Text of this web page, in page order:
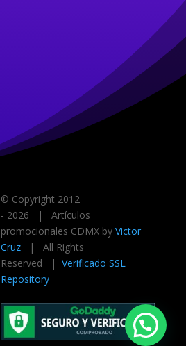
© Copyright 2012
- 2026 | Artículos
promocionales CDMX by Victor
Cruz| All Rights
Reserved | Verificado SSL
Repository